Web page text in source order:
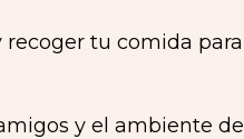
tu comida para
y el ambiente de